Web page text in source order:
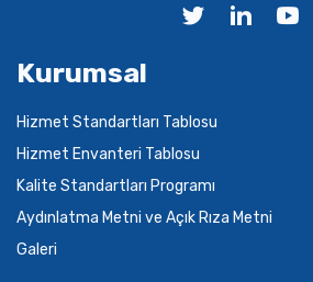
Kurumsal
Hizmet Standartları Tablosu
Hizmet Envanteri Tablosu
Kalite Standartları Programı
Aydınlatma Metni ve Açık Rıza Metni
Galeri